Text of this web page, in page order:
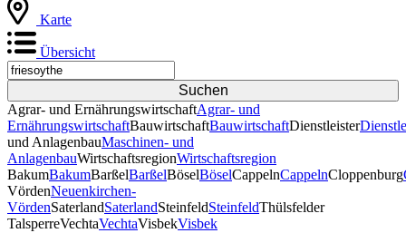
Karte
Übersicht
Agrar- und ErnährungswirtschaftAgrar- und
ErnährungswirtschaftBauwirtschaftBauwirtschaftDienstleister
und AnlagenbauMaschinen- und
AnlagenbauWirtschaftsregionWirtschaftsregion
BakumBakumBarßelBarßelBöselBöselCappelnCappelnCloppenburg
VördenNeuenkirchen-
VördenSaterlandSaterlandSteinfeldSteinfeldThülsfelder
TalsperreVechtaVechtaVisbekVisbek